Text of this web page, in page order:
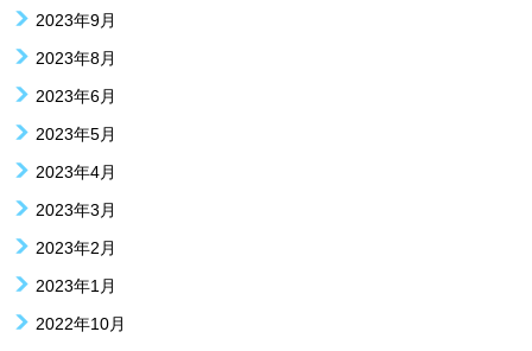
2023年9月
2023年8月
2023年6月
2023年5月
2023年4月
2023年3月
2023年2月
2023年1月
2022年10月